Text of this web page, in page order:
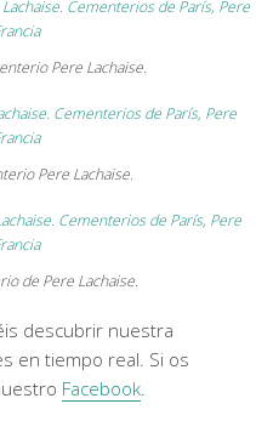
Pere Lachaise.
Pere Lachaise.
de Pere Lachaise.
descubrir nuestra
en tiempo real. Si os
Facebook.